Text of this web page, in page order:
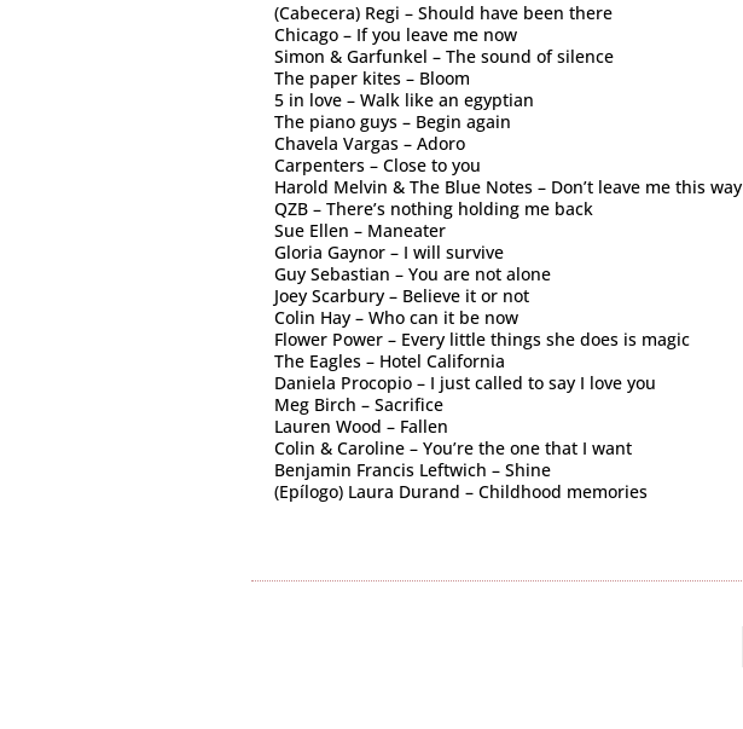
(Cabecera) Regi – Should have been there
Chicago – If you leave me now
Simon & Garfunkel – The sound of silence
The paper kites – Bloom
5 in love – Walk like an egyptian
The piano guys – Begin again
Chavela Vargas – Adoro
Carpenters – Close to you
Harold Melvin & The Blue Notes – Don’t leave me this way
QZB – There’s nothing holding me back
Sue Ellen – Maneater
Gloria Gaynor – I will survive
Guy Sebastian – You are not alone
Joey Scarbury – Believe it or not
Colin Hay – Who can it be now
Flower Power – Every little things she does is magic
The Eagles – Hotel California
Daniela Procopio – I just called to say I love you
Meg Birch – Sacrifice
Lauren Wood – Fallen
Colin & Caroline – You’re the one that I want
Benjamin Francis Leftwich – Shine
(Epílogo) Laura Durand – Childhood memories